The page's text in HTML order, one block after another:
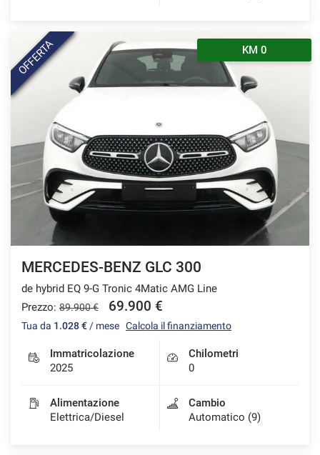
OFFERTA KM 0
MERCEDES-BENZ GLC 300
de hybrid EQ 9-G Tronic 4Matic AMG Line
Prezzo: 89.900 € 69.900 €
Tua da 1.028 € / mese Calcola il finanziamento
Immatricolazione
2025
Chilometri
0
Alimentazione
Elettrica/Diesel
Cambio
Automatico (9)